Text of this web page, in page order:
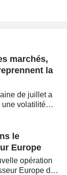
2026 AS
12:00
marchés,
la
de juillet a
une volatilité
Les
soutenabilité
le
Europe
opération
Europe de